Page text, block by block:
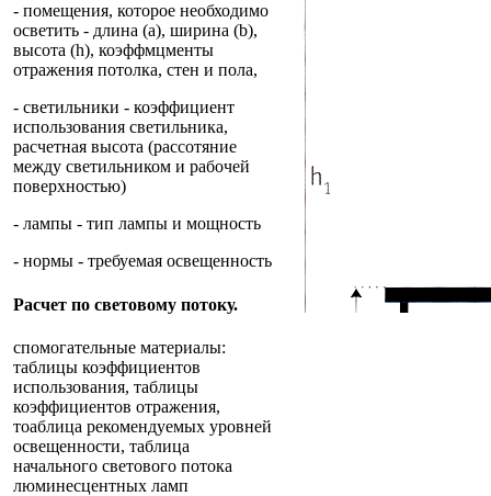
- помещения, которое необходимо
осветить - длина (а), ширина (b),
высота (h), коэффмцменты
отражения потолка, стен и пола,
- светильники - коэффициент
использования светильника,
расчетная высота (рассотяние
между светильником и рабочей
поверхностью)
- лампы - тип лампы и мощность
- нормы - требуемая освещенность
Расчет по световому потоку.
спомогательные материалы:
таблицы коэффициентов
использования, таблицы
коэффициентов отражения,
тоаблица рекомендуемых уровней
освещенности, таблица
начального светового потока
люминесцентных ламп